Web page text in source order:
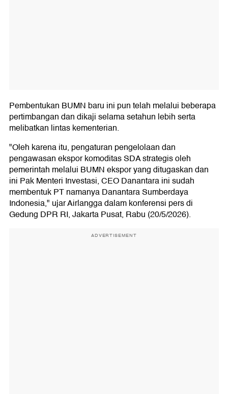
Pembentukan BUMN baru ini pun telah melalui beberapa
pertimbangan dan dikaji selama setahun lebih serta
melibatkan lintas kementerian.
"Oleh karena itu, pengaturan pengelolaan dan
pengawasan ekspor komoditas SDA strategis oleh
pemerintah melalui BUMN ekspor yang ditugaskan dan
ini Pak Menteri Investasi, CEO Danantara ini sudah
membentuk PT namanya Danantara Sumberdaya
Indonesia," ujar Airlangga dalam konferensi pers di
Gedung DPR RI, Jakarta Pusat, Rabu (20/5/2026).
ADVERTISEMENT